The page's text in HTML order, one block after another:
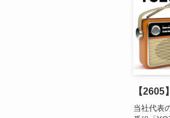
【
当社代表